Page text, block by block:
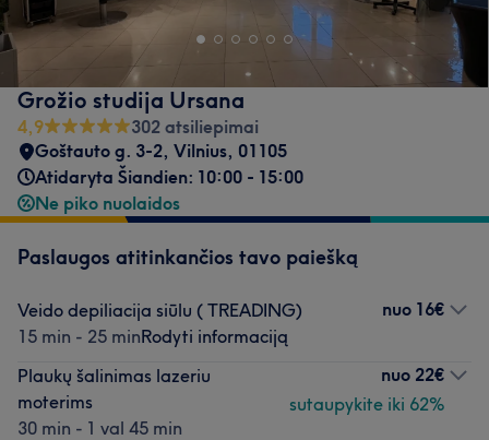
Grožio studija Ursana
4,9
302 atsiliepimai
Goštauto g. 3-2, Vilnius, 01105
Atidaryta Šiandien: 10:00 - 15:00
Ne piko nuolaidos
Paslaugos atitinkančios tavo paiešką
Veido depiliacija siūlu ( TREADING)
15 min - 25 minRodyti informaciją
nuo 16€
Plaukų šalinimas lazeriu
moterims
30 min - 1 val 45 min
nuo 22€
sutaupykite iki 62%